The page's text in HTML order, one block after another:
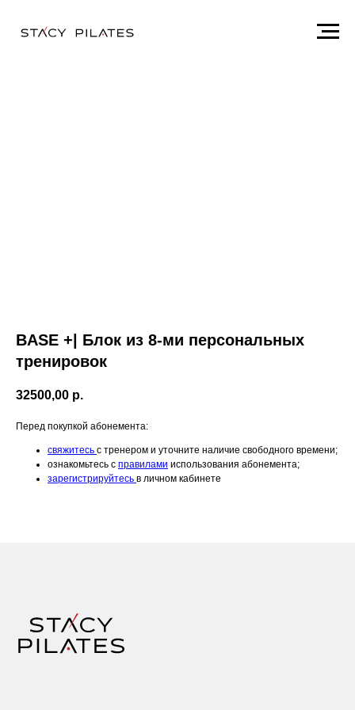
BASE +| Блок из 8-ми персональных
тренировок
32500,00 р.
Перед покупкой абонемента:
свяжитесь с тренером и уточните наличие свободного времени;
ознакомьтесь с правилами использования абонемента;
зарегистрируйтесь в личном кабинете